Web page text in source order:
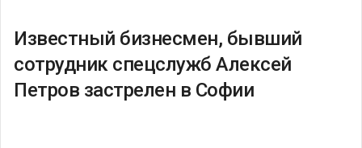
Известный бизнесмен, бывший
сотрудник спецслужб Алексей
Петров застрелен в Софии